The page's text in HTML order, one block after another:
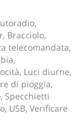
Bracciolo,
telecomandata,
Luci diurne,
di pioggia,
Specchietti
USB, Verificare